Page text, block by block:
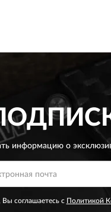
информацию о
соглашаетесь с Политикой